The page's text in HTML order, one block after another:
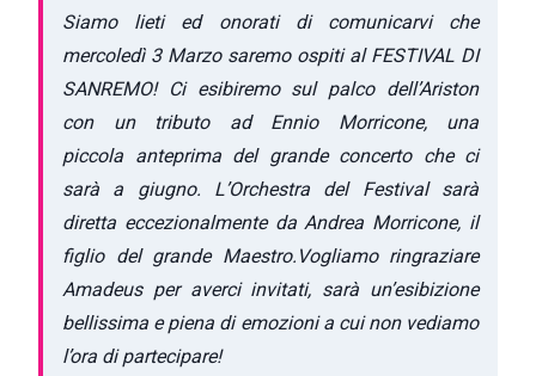
Siamo lieti ed onorati di comunicarvi che
mercoledì 3 Marzo saremo ospiti al FESTIVAL DI
SANREMO! Ci esibiremo sul palco dell’Ariston
con un tributo ad Ennio Morricone, una
piccola anteprima del grande concerto che ci
sarà a giugno. L’Orchestra del Festival sarà
diretta eccezionalmente da Andrea Morricone, il
figlio del grande Maestro.Vogliamo ringraziare
Amadeus per averci invitati, sarà un’esibizione
bellissima e piena di emozioni a cui non vediamo
l’ora di partecipare!